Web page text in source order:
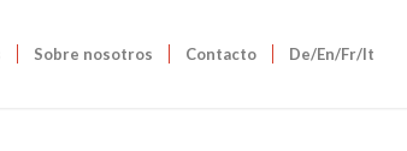
Sobre nosotros Contacto De/En/Fr/It